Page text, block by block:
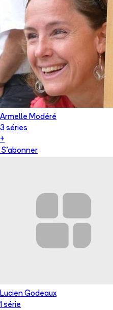
Armelle Modéré
3 séries
+
S'abonner
Lucien Godeaux
1 série